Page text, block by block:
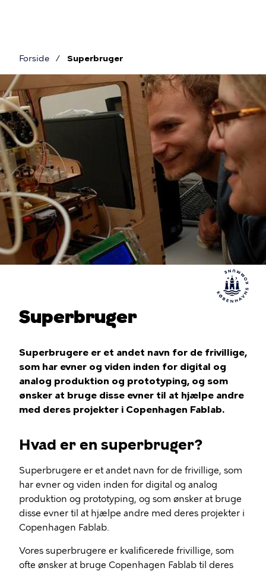
Brødkrumme
Forside Superbruger
Superbruger
Superbrugere er et andet navn for de frivillige,
som har evner og viden inden for digital og
analog produktion og prototyping, og som
ønsker at bruge disse evner til at hjælpe andre
med deres projekter i Copenhagen Fablab.
Hvad er en superbruger?
Superbrugere er et andet navn for de frivillige, som
har evner og viden inden for digital og analog
produktion og prototyping, og som ønsker at bruge
disse evner til at hjælpe andre med deres projekter i
Copenhagen Fablab.
Vores superbrugere er kvalificerede frivillige, som
ofte ønsker at bruge Copenhagen Fablab til deres